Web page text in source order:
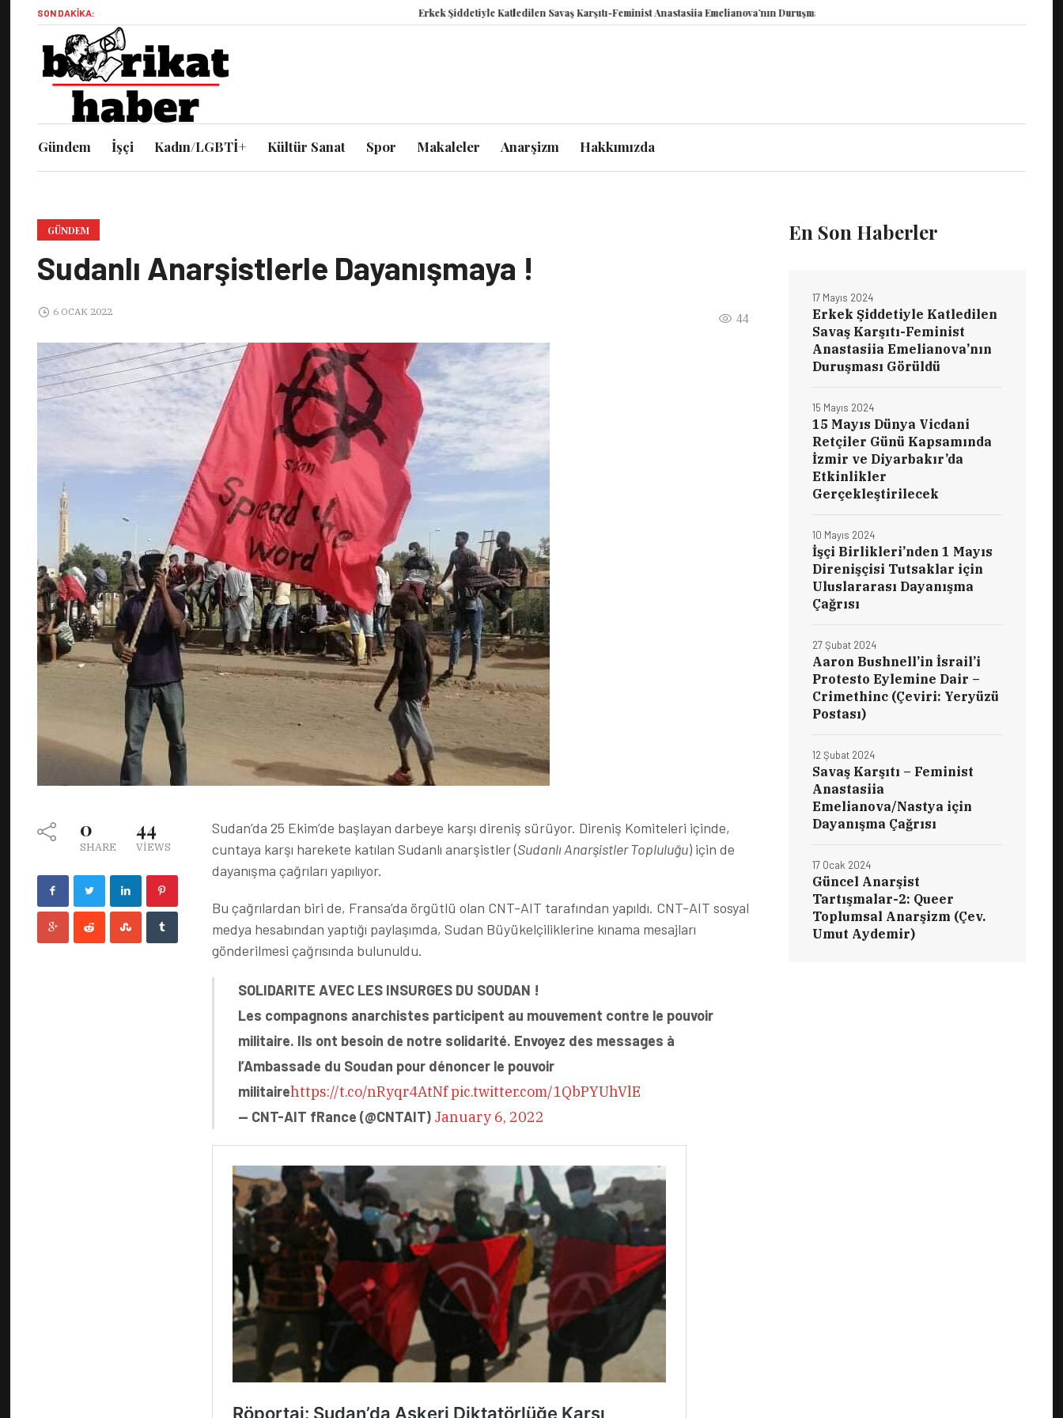
SON DAKIKA: Erkek Şiddetiyle Katledilen Savaş Karşıtı-Feminist Anastasiia Emelianova’nın Duruşması Görüldü
Gündem İşçi Kadın/LGBTİ+ Kültür Sanat Spor Makaleler Anarşizm Hakkımızda
GÜNDEM
Sudanlı Anarşistlerle Dayanışmaya !
44
6 OCAK 2022
0
SHARE
44
VIEWS
Sudan’da 25 Ekim’de başlayan darbeye karşı direniş sürüyor. Direniş Komiteleri içinde,
cuntaya karşı harekete katılan Sudanlı anarşistler (Sudanlı Anarşistler Topluluğu) için de
dayanışma çağrıları yapılıyor.
Bu çağrılardan biri de, Fransa’da örgütlü olan CNT-AIT tarafından yapıldı. CNT-AIT sosyal
medya hesabından yaptığı paylaşımda, Sudan Büyükelçiliklerine kınama mesajları
gönderilmesi çağrısında bulunuldu.
SOLIDARITE AVEC LES INSURGES DU SOUDAN !
Les compagnons anarchistes participent au mouvement contre le pouvoir
militaire. Ils ont besoin de notre solidarité. Envoyez des messages à
l’Ambassade du Soudan pour dénoncer le pouvoir
militairehttps://t.co/nRyqr4AtNfpic.twitter.com/1QbPYUhVlE
— CNT-AIT fRance (@CNTAIT) January 6, 2022
En Son Haberler
Erkek Şiddetiyle Katledilen
Savaş Karşıtı-Feminist
Anastasiia Emelianova’nın
Duruşması Görüldü
17 Mayıs 2024
15 Mayıs Dünya Vicdani
Retçiler Günü Kapsamında
İzmir ve Diyarbakır’da
Etkinlikler
Gerçekleştirilecek
15 Mayıs 2024
İşçi Birlikleri’nden 1 Mayıs
Direnişçisi Tutsaklar için
Uluslararası Dayanışma
Çağrısı
10 Mayıs 2024
Aaron Bushnell’in İsrail’i
Protesto Eylemine Dair –
Crimethinc (Çeviri: Yeryüzü
Postası)
27 Şubat 2024
Savaş Karşıtı – Feminist
Anastasiia
Emelianova/Nastya için
Dayanışma Çağrısı
12 Şubat 2024
Güncel Anarşist
Tartışmalar-2: Queer
Toplumsal Anarşizm (Çev.
Umut Aydemir)
17 Ocak 2024